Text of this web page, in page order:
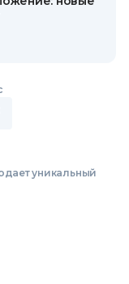
уникальный